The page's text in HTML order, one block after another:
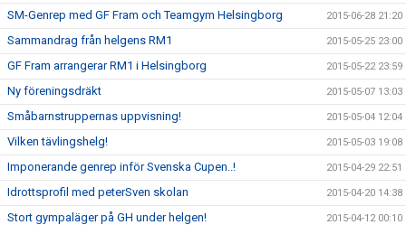
SM-Genrep med GF Fram och Teamgym Helsingborg 2015-06-28 21:20
Sammandrag från helgens RM1 2015-05-25 23:00
GF Fram arrangerar RM1 i Helsingborg 2015-05-22 23:59
Ny föreningsdräkt 2015-05-07 13:03
Småbarnstruppernas uppvisning! 2015-05-04 12:04
Vilken tävlingshelg! 2015-05-03 19:08
Imponerande genrep inför Svenska Cupen..! 2015-04-29 22:51
Idrottsprofil med peterSven skolan 2015-04-20 14:38
Stort gympaläger på GH under helgen! 2015-04-12 00:10